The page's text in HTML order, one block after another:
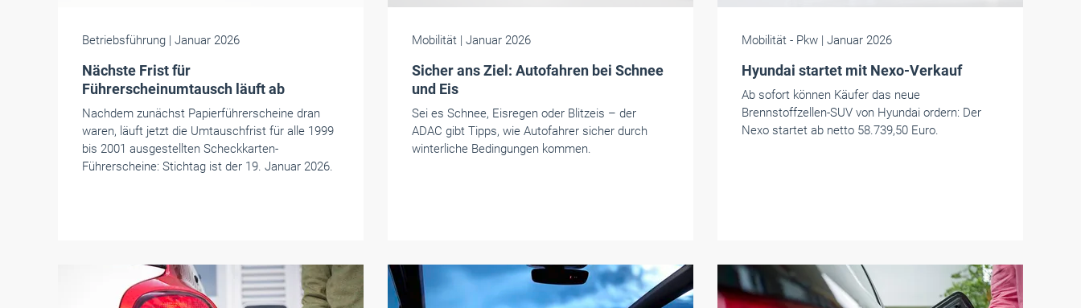
Betriebsführung | Januar 2026
Nächste Frist für
Führerscheinumtausch läuft ab
Nachdem zunächst Papierführerscheine dran
waren, läuft jetzt die Umtauschfrist für alle 1999
bis 2001 ausgestellten Scheckkarten-
Führerscheine: Stichtag ist der 19. Januar 2026.
Mobilität | Januar 2026
Sicher ans Ziel: Autofahren bei Schnee
und Eis
Sei es Schnee, Eisregen oder Blitzeis – der
ADAC gibt Tipps, wie Autofahrer sicher durch
winterliche Bedingungen kommen.
Mobilität- Pkw | Januar 2026
Hyundai startet mit Nexo-Verkauf
Ab sofort können Käufer das neue
Brennstoffzellen-SUV von Hyundai ordern: Der
Nexo startet ab netto 58.739,50 Euro.